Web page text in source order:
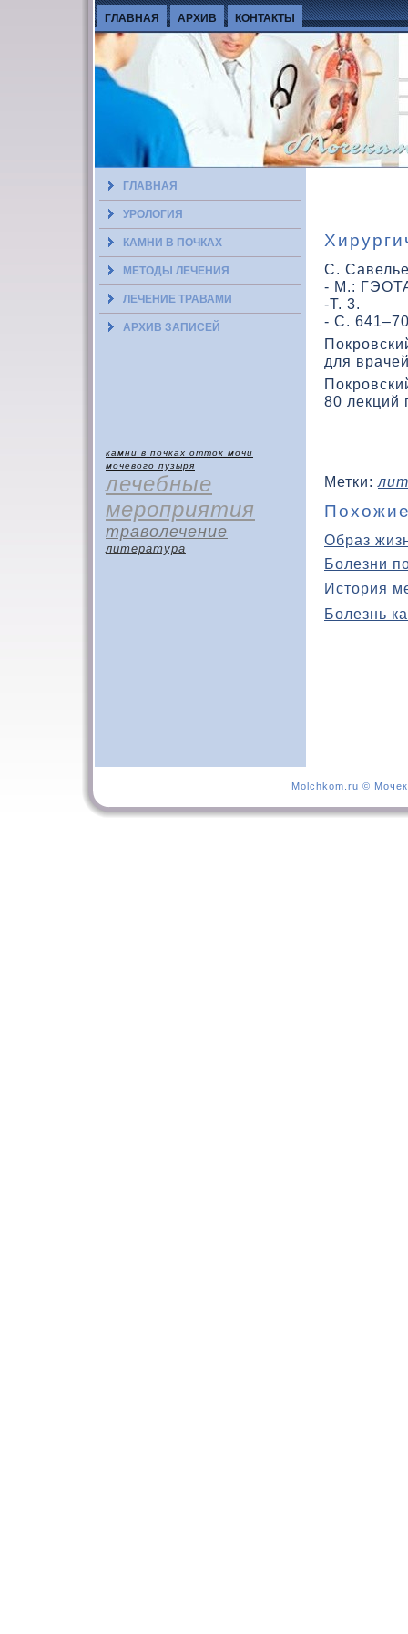
ГЛАВНАЯ АРХИВ КОНТАКТЫ
ГЛАВНАЯ
УРОЛОГИЯ
КАМНИ В ПОЧКАХ
МЕТОДЫ ЛЕЧЕНИЯ
ЛЕЧЕНИЕ ТРАВАМИ
АРХИВ ЗАПИСЕЙ
камни в почках отток мочи
мочевого пузыря
лечебные
мероприятия
траволечение
литература
C.
- М.:
-Т. 3.
- С.
для
80 лекций
Метки:
Образ
Болезни
История
Болезнь
Molchkom.ru ©